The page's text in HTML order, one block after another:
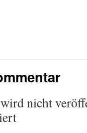
nicht